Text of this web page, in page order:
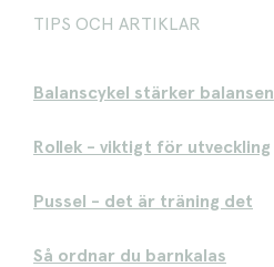
TIPS OCH ARTIKLAR
Balanscykel stärker balansen
Rollek - viktigt för utveckling
Pussel - det är träning det
Så ordnar du barnkalas